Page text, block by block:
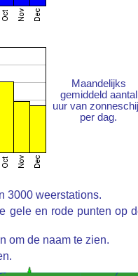
Maandelijks
gemiddeld aantal
uur van
per dag.
3000 weerstations.
gele en rode punten op
om de naam te zien.